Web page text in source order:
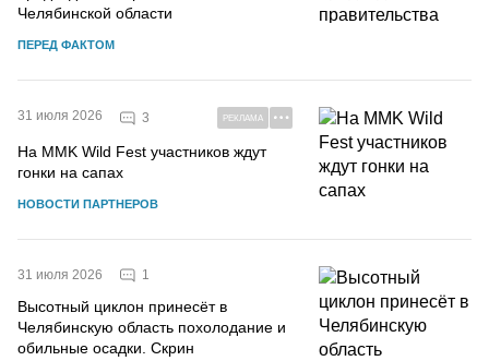
Челябинской области
ПЕРЕД ФАКТОМ
31 июля 2026 3 РЕКЛАМА
На MMK Wild Fest участников ждут
гонки на сапах
НОВОСТИ ПАРТНЕРОВ
31 июля 2026 1
Высотный циклон принесёт в
Челябинскую область похолодание и
обильные осадки. Скрин